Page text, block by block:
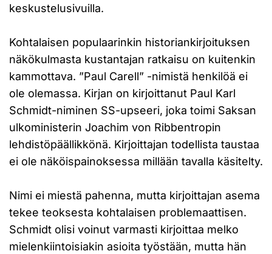
keskustelusivuilla.
Kohtalaisen populaarinkin historiankirjoituksen
näkökulmasta kustantajan ratkaisu on kuitenkin
kammottava. ”Paul Carell” -nimistä henkilöä ei
ole olemassa. Kirjan on kirjoittanut Paul Karl
Schmidt-niminen SS-upseeri, joka toimi Saksan
ulkoministerin Joachim von Ribbentropin
lehdistöpäällikkönä. Kirjoittajan todellista taustaa
ei ole näköispainoksessa millään tavalla käsitelty.
Nimi ei miestä pahenna, mutta kirjoittajan asema
tekee teoksesta kohtalaisen problemaattisen.
Schmidt olisi voinut varmasti kirjoittaa melko
mielenkiintoisiakin asioita työstään, mutta hän